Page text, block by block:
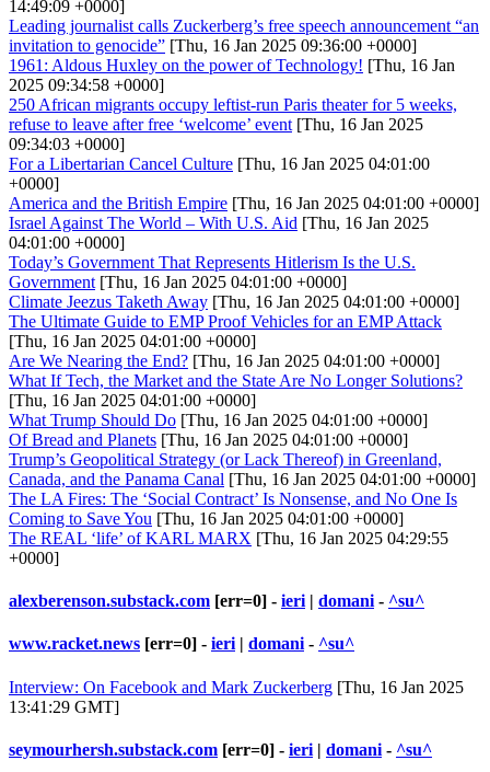
14:49:09 +0000]
Leading journalist calls Zuckerberg’s free speech announcement “an
invitation to genocide” [Thu, 16 Jan 2025 09:36:00 +0000]
1961: Aldous Huxley on the power of Technology! [Thu, 16 Jan
2025 09:34:58 +0000]
250 African migrants occupy leftist-run Paris theater for 5 weeks,
refuse to leave after free ‘welcome’ event [Thu, 16 Jan 2025
09:34:03 +0000]
For a Libertarian Cancel Culture [Thu, 16 Jan 2025 04:01:00
+0000]
America and the British Empire [Thu, 16 Jan 2025 04:01:00 +0000]
Israel Against The World – With U.S. Aid [Thu, 16 Jan 2025
04:01:00 +0000]
Today’s Government That Represents Hitlerism Is the U.S.
Government [Thu, 16 Jan 2025 04:01:00 +0000]
Climate Jeezus Taketh Away [Thu, 16 Jan 2025 04:01:00 +0000]
The Ultimate Guide to EMP Proof Vehicles for an EMP Attack
[Thu, 16 Jan 2025 04:01:00 +0000]
Are We Nearing the End? [Thu, 16 Jan 2025 04:01:00 +0000]
What If Tech, the Market and the State Are No Longer Solutions?
[Thu, 16 Jan 2025 04:01:00 +0000]
What Trump Should Do [Thu, 16 Jan 2025 04:01:00 +0000]
Of Bread and Planets [Thu, 16 Jan 2025 04:01:00 +0000]
Trump’s Geopolitical Strategy (or Lack Thereof) in Greenland,
Canada, and the Panama Canal [Thu, 16 Jan 2025 04:01:00 +0000]
The LA Fires: The ‘Social Contract’ Is Nonsense, and No One Is
Coming to Save You [Thu, 16 Jan 2025 04:01:00 +0000]
The REAL ‘life’ of KARL MARX [Thu, 16 Jan 2025 04:29:55
+0000]
alexberenson.substack.com [err=0] - ieri | domani - ^su^
www.racket.news [err=0] - ieri | domani - ^su^
Interview: On Facebook and Mark Zuckerberg [Thu, 16 Jan 2025
13:41:29 GMT]
seymourhersh.substack.com [err=0] - ieri | domani - ^su^